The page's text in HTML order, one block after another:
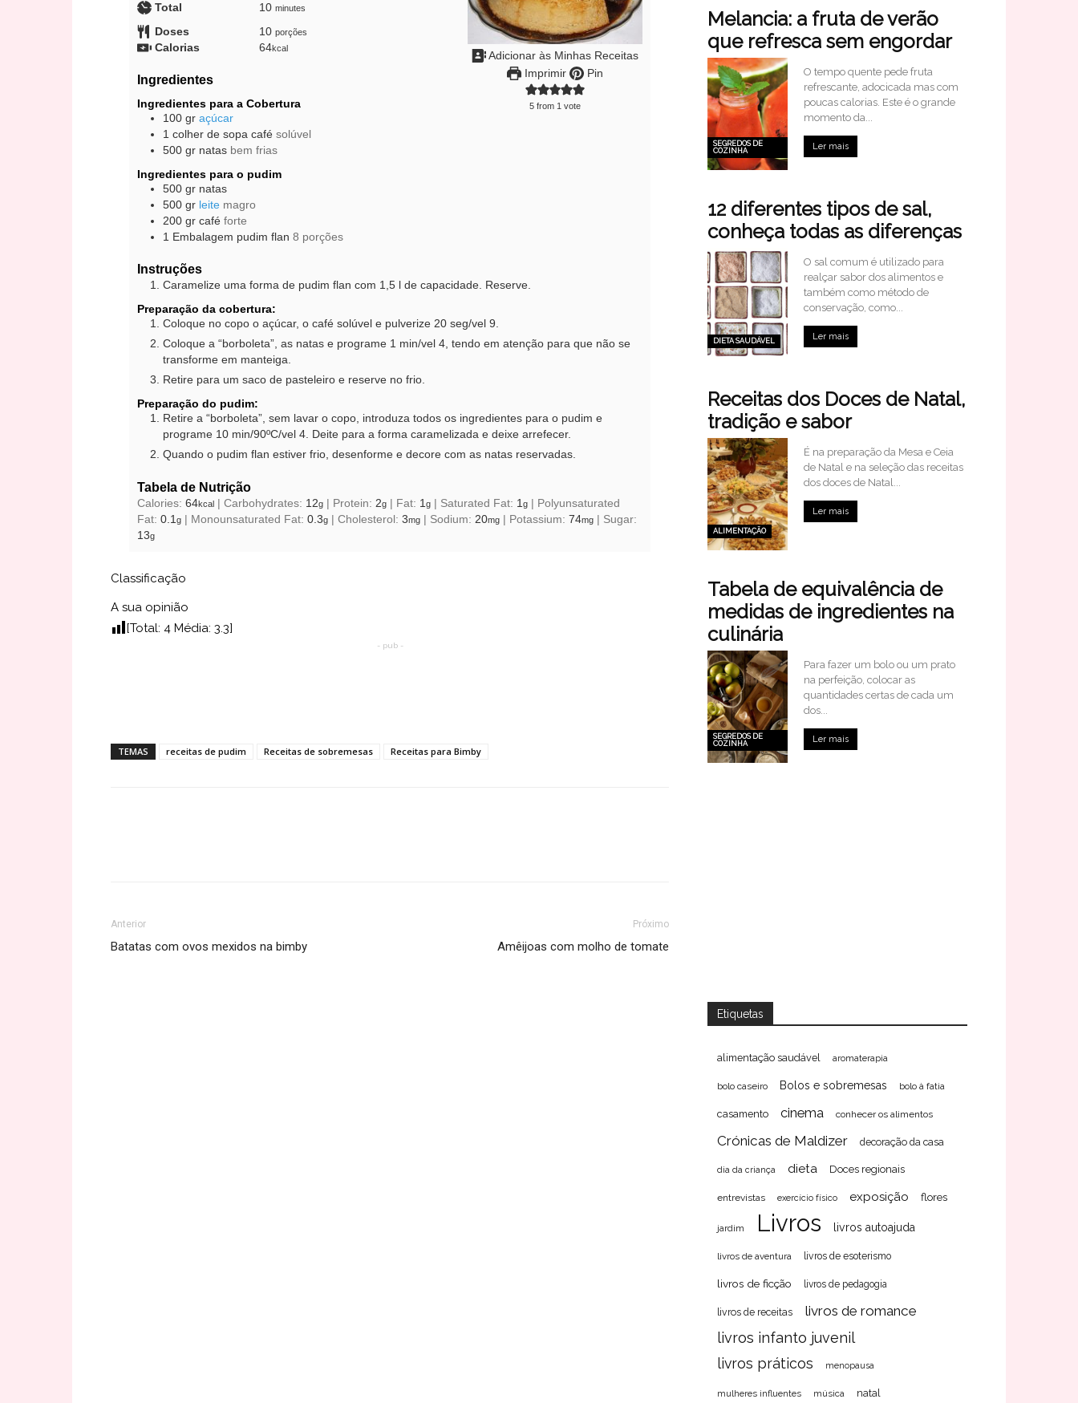
Adicionar às Minhas Receitas
Imprimir
Pin
5 from 1 vote
Total 10minutes
minutes
Doses 10 porções
Calorias 64kcal
Ingredientes
Ingredientes para a Cobertura
100 gr açúcar
1 colher de sopa café solúvel
500 gr natas bem frias
Ingredientes para o pudim
500 gr natas
500 gr leite magro
200 gr café forte
1 Embalagem pudim flan 8 porções
Instruções
Caramelize uma forma de pudim flan com 1,5 l de capacidade. Reserve.
Preparação da cobertura:
Coloque no copo o açúcar, o café solúvel e pulverize 20 seg/vel 9.
Coloque a “borboleta”, as natas e programe 1 min/vel 4, tendo em atenção para que não se
transforme em manteiga.
Retire para um saco de pasteleiro e reserve no frio.
Preparação do pudim:
Retire a “borboleta”, sem lavar o copo, introduza todos os ingredientes para o pudim e
programe 10 min/90ºC/vel 4. Deite para a forma caramelizada e deixe arrefecer.
Quando o pudim flan estiver frio, desenforme e decore com as natas reservadas.
Tabela de Nutrição
Calories: 64kcal | Carbohydrates: 12g | Protein: 2g | Fat: 1 g | Saturated Fat: 1 g | Polyunsaturated
Fat: 0.1 g | Monounsaturated Fat: 0.3g | Cholesterol: 3mg | Sodium: 20mg | Potassium: 74mg | Sugar:
13g
Classificação
A sua opinião
[Total: 4 Média: 3.3]
- pub -
TEMAS receitas de pudim Receitas de sobremesas Receitas para Bimby
Anterior
Batatas com ovos mexidos na bimby
Próximo
Amêijoas com molho de tomate
Melancia: a fruta de verão
que refresca sem engordar
SEGREDOS DE
COZINHA
O tempo quente pede fruta
refrescante, adocicada mas com
poucas calorias. Este é o grande
momento da...
Ler mais
12 diferentes tipos de sal,
conheça todas as diferenças
DIETA SAUDÁVEL
O sal comum é utilizado para
realçar sabor dos alimentos e
também como método de
conservação, como...
Ler mais
Receitas dos Doces de Natal,
tradição e sabor
ALIMENTAÇÃO
É na preparação da Mesa e Ceia
de Natal e na seleção das receitas
dos doces de Natal...
Ler mais
Tabela de equivalência de
medidas de ingredientes na
culinária
SEGREDOS DE
COZINHA
Para fazer um bolo ou um prato
na perfeição, colocar as
quantidades certas de cada um
dos...
Ler mais
Etiquetas
alimentação saudável aromaterapia
bolo caseiro Bolos e sobremesas bolo à fatia
casamento cinema conhecer os alimentos
Crónicas de Maldizer decoração da casa
dia da criança dieta Doces regionais
entrevistas exercício físico exposição flores
jardim Livros livros autoajuda
livros de aventura livros de esoterismo
livros de ficção livros de pedagogia
livros de receitas livros de romance
livros infanto juvenil
livros práticos
menopausa
mulheres influentes música natal